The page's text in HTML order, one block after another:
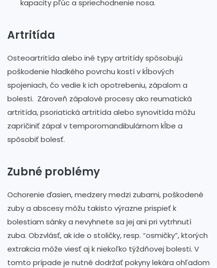
kapacity pľúc a spriechodnenie nosa.
Artritída
Osteoartritída alebo iné typy artritídy spôsobujú
poškodenie hladkého povrchu kostí v kĺbových
spojeniach, čo vedie k ich opotrebeniu, zápalom a
bolesti. Zároveň zápalové procesy ako reumatická
artritída, psoriatická artritída alebo synovitída môžu
zapríčiniť zápal v temporomandibulárnom kĺbe a
spôsobiť bolesť.
Zubné problémy
Ochorenie ďasien, medzery medzi zubami, poškodené
zuby a abscesy môžu takisto výrazne prispieť k
bolestiam sánky a nevyhnete sa jej ani pri vytrhnutí
zuba. Obzvlásť, ak ide o stoličky, resp. “osmičky”, ktorých
extrakcia môže viesť aj k niekoľko týždňovej bolesti. V
tomto prípade je nutné dodržať pokyny lekára ohľadom